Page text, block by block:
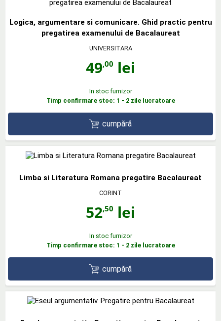
Logica, argumentare si comunicare. Ghid practic pentru
pregatirea examenului de Bacalaureat
UNIVERSITARA
49,00 lei
In stoc furnizor
Timp confirmare stoc: 1 - 2 zile lucratoare
cumpără
Limba si Literatura Romana pregatire Bacalaureat
CORINT
52,50 lei
In stoc furnizor
Timp confirmare stoc: 1 - 2 zile lucratoare
cumpără